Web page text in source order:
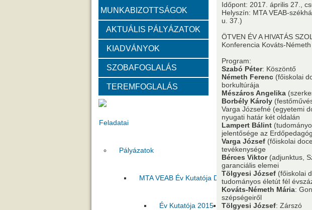
Emlékérem Év Kutatója VEAB Kiemelkedő
Szervezeti felépítése
Választott vezetők Akadémikusok Nem akadémikus
Tanácskozási jogú tagok SZMSZ Testületek
Feladatai
Pályázatok
MTA VEAB Év Kutatója Díj
Év Kutatója 2015 Év Kutatója 2016 Év
MUNKABIZOTTSÁGOK
AKTUÁLIS PÁLYÁZATOK
KIADVÁNYOK
SZOBAFOGLALÁS
TEREMFOGLALÁS
Időpont: 2017. április 27.,
Helyszín: MTA VEAB-
u. 37.)
ÖTVEN ÉV A HIVATÁS
Konferencia Kováts-
Program:
Szabó Péter: Köszöntő
Németh Ferenc (főiskolai
borkultúrája
Mészáros Angelika
Borbély Károly
Varga Józsefné (egyetemi
nyugati határ két oldalán
Lampert Bálint
jelentősége az
Varga József (főiskolai
tevékenysége
Bérces Viktor(adjunktus,
garanciális elemei
Tölgyesi József (főiskolai
tudományos életút fél
Kováts-Németh Mária:
szépségeiről
Tölgyesi József: Zárszó